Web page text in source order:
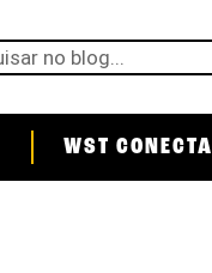
WST CONECTA